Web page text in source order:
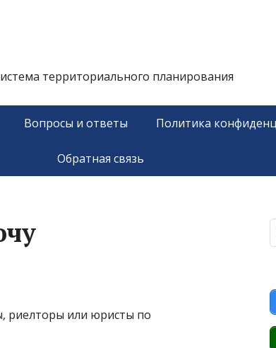
территориального планирования
Вопросы и ответы Политика
Обратная связь
риелторы или юристы по